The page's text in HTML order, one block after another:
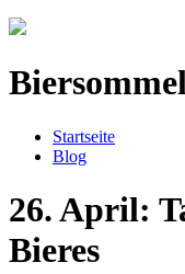
Startseite
Blog
26. April:
Bieres